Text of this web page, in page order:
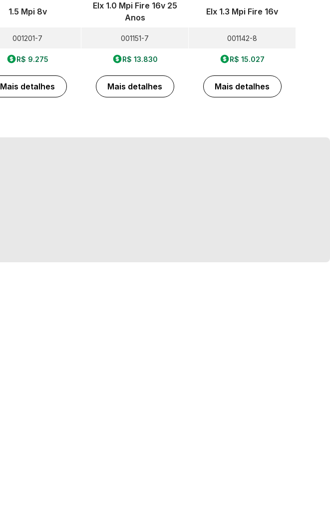
1.5 Mpi 8v
001201-7
R$ 9.275
Mais detalhes
Elx 1.0 Mpi Fire 16v 25
Anos
001151-7
R$ 13.830
Mais detalhes
Elx 1.3 Mpi Fire 16v
001142-8
R$ 15.027
Mais detalhes